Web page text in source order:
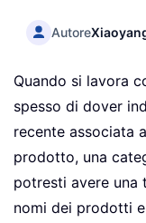
Autore
Quando si lavora
spesso di dover
recente associata
prodotto, una
potresti avere una
nomi dei prodotti